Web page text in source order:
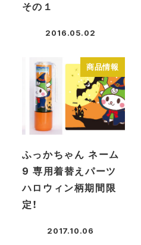
その１
2016.05.02
商品情報
ふっかちゃん ネーム
9 専用着替えパーツ
ハロウィン柄期間限
定！
2017.10.06